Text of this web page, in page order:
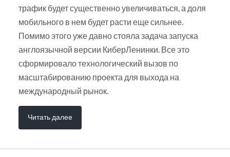
трафик будет существенно увеличиваться, а доля
мобильного в нем будет расти еще сильнее.
Помимо этого уже давно стояла задача запуска
англоязычной версии КиберЛенинки. Все это
сформировало технологический вызов по
масштабированию проекта для выхода на
международный рынок.
Читать далее